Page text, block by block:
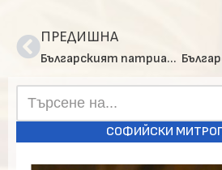
ПРЕДИШНА
Българският патриарх Даниил се включи в тържественото шествие по повод Деня на народните будители в София
СОФИЙСКИ